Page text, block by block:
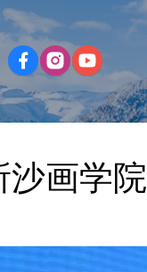
沙画学院